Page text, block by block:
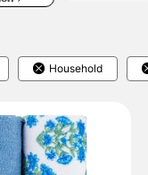
Household